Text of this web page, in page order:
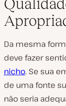
Da mesma
deve fazer
nicho. Se sua
de uma fonte
não seria